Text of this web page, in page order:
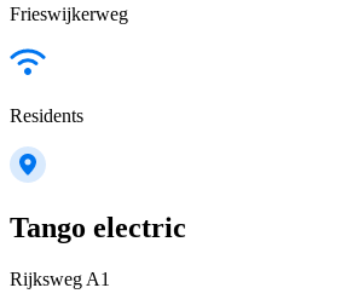
Frieswijkerweg
Residents
Tango electric
Rijksweg A1